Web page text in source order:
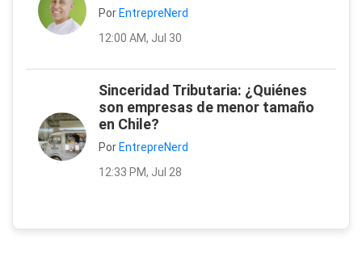
Por EntrepreNerd
12:00 AM, Jul 30
Sinceridad Tributaria: ¿Quiénes
son empresas de menor tamaño
en Chile?
Por EntrepreNerd
12:33 PM, Jul 28